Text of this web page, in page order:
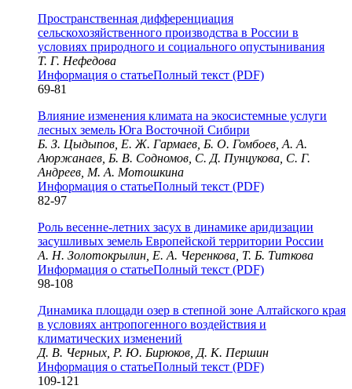
Пространственная дифференциация
сельскохозяйственного производства в России в
условиях природного и социального опустынивания
Т. Г. Нефедова
Информация о статьеПолный текст (PDF)
69-81
Влияние изменения климата на экосистемные услуги
лесных земель Юга Восточной Сибири
Б. З. Цыдыпов, Е. Ж. Гармаев, Б. О. Гомбоев, А. А.
Аюржанаев, Б. В. Содномов, С. Д. Пунцукова, С. Г.
Андреев, М. А. Мотошкина
Информация о статьеПолный текст (PDF)
82-97
Роль весенне-летних засух в динамике аридизации
засушливых земель Европейской территории России
А. Н. Золотокрылин, Е. А. Черенкова, Т. Б. Титкова
Информация о статьеПолный текст (PDF)
98-108
Динамика площади озер в степной зоне Алтайского края
в условиях антропогенного воздействия и
климатических изменений
Д. В. Черных, Р. Ю. Бирюков, Д. К. Першин
Информация о статьеПолный текст (PDF)
109-121